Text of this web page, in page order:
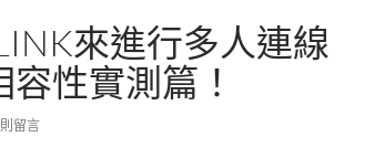
來進行多人連線
性實測篇！
留言